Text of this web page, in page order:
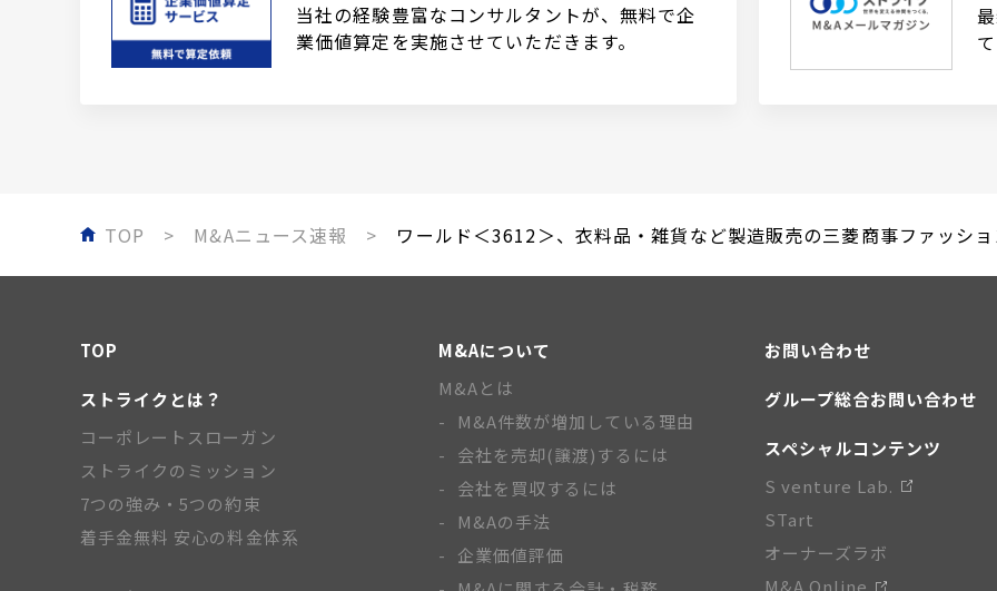
当社の経験豊富なコンサルタントが、無料で企
業価値算定を実施させていただきます。
TOP M&Aニュース速報 ワールド＜3612＞、衣料品・雑貨など製造販売の三菱商事ファッシ
TOP
ストライクとは？
コーポレートスローガン
ストライクのミッション
7つの強み・5つの約束
着手金無料 安心の料金体系
M&Aについて
M&Aとは
M&A件数が増加している理由
会社を売却(譲渡)するには
会社を買収するには
M&Aの手法
企業価値評価
お問い合わせ
グループ総合お問い合わせ
スペシャルコンテンツ
S venture Lab.
STart
オーナーズラボ
M&A Online